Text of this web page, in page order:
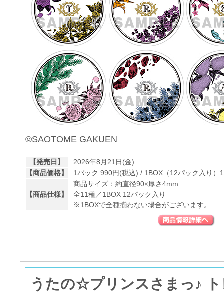
©SAOTOME GAKUEN
【発売日】
2026年8月21日(金)
【商品価格】
1パック 990円(税込) / 1BOX（12パック入り）
【商品仕様】
商品サイズ：約直径90×厚さ4mm
全11種／1BOX 12パック入り
※1BOXで全種揃わない場合がございます。
うたの☆プリンスさまっ♪